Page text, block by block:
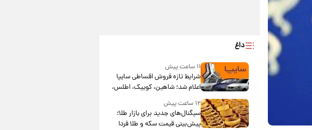
داغ
۱۱ ساعت پیش
شرایط تازه فروش اقساطی سایپا
اعلام شد؛ شاهین، کوییک، اطلس،
سهند و ساینا با اقساط بلندمدت +
جدول۱۲ ساعت پیش
سیگنال‌های جدید برای بازار طلا؛
پیش‌بینی قیمت سکه و طلا فردا